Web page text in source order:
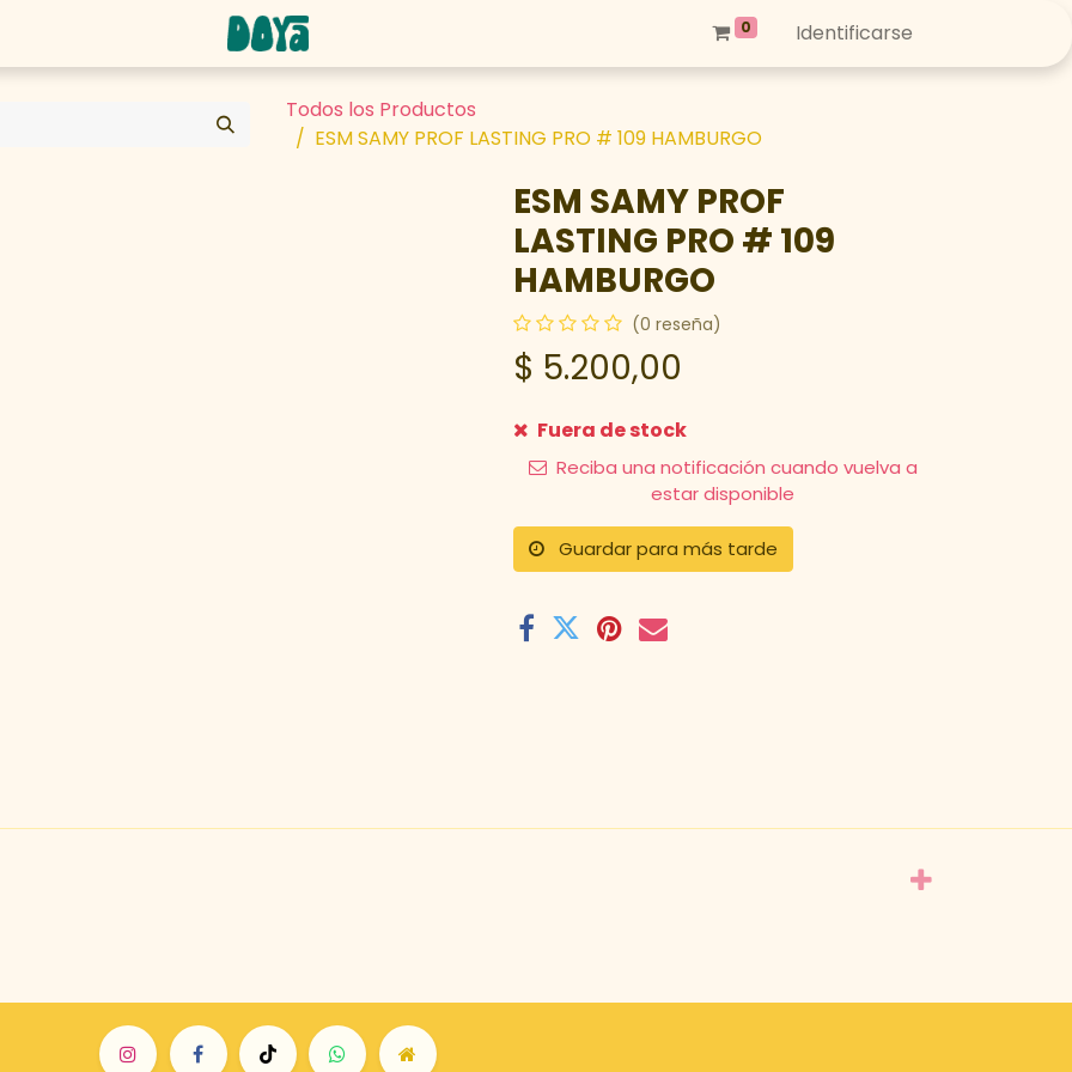
0 Identificarse
Todos los Productos
ESM SAMY PROF LASTING PRO # 109 HAMBURGO
ESM SAMY PROF
LASTING PRO # 109
HAMBURGO
(0 reseña)
$ 5.200,00
Fuera de stock
Reciba una notificación cuando vuelva a
estar disponible
Guardar para más tarde